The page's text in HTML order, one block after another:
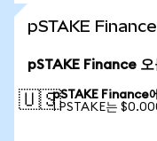
pSTAKE Finance
pSTAKE Finance
🇺🇸pSTAKE Finance
1 PSTAKE는